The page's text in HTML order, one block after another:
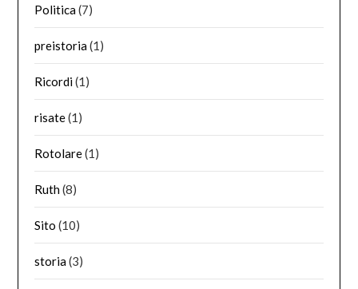
Politica(7)
preistoria(1)
Ricordi(1)
risate(1)
Rotolare(1)
Ruth(8)
Sito (10)
storia(3)